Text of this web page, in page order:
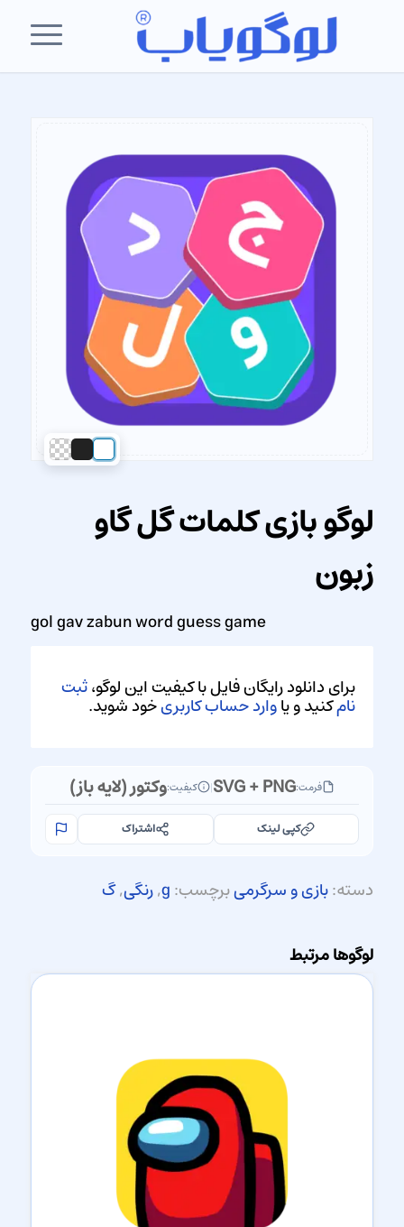
لوگو بازی کلمات گل گاو
زبون
gol gav zabun word guess game
برای دانلود رایگان فایل با کیفیت این لوگو،ثبت
نامکنید و یاوارد حساب کاربریخود شوید.
فرمت:SVG + PNG
| کیفیت:وکتور (لایه باز)
کپی لینک اشتراک
دسته:بازی و سرگرمیبرچسب:g
,رنگی,گ
لوگوها مرتبط